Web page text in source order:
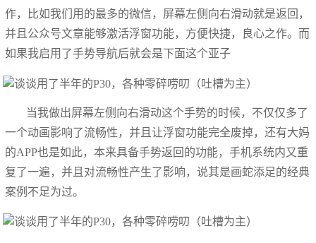
作，比如我们用的最多的微信，屏幕左侧向右滑动就是返回，
并且公众号文章能够激活浮窗功能，方便快捷，良心之作。而
如果我启用了手势导航后就会是下面这个亚子
当我做出屏幕左侧向右滑动这个手势的时候，不仅仅多了
一个动画影响了流畅性，并且让浮窗功能完全废掉，还有大妈
的APP也是如此，本来具备手势返回的功能，手机系统内又重
复了一遍，并且对流畅性产生了影响，说其是画蛇添足的经典
案例不足为过。